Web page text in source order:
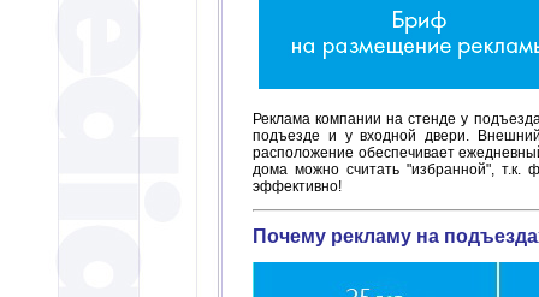
Реклама компании на стенде у
подъезде и у входной двери.
расположение обеспечивает
дома можно считать "избранной",
эффективно!
Почему рекламу на